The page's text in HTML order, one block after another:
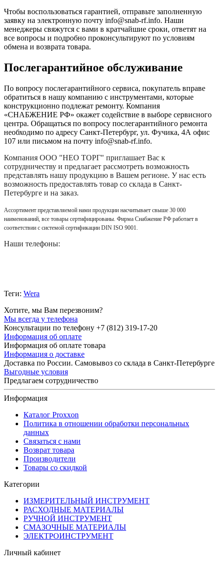
Чтобы воспользоваться гарантией, отправьте заполненную
заявку на электронную почту info@snab-rf.info. Наши
менеджеры свяжутся с вами в кратчайшие сроки, ответят на
все вопросы и подробно проконсультируют по условиям
обмена и возврата товара.
Послегарантийное обслуживание
По вопросу послегарантийного сервиса, покупатель вправе
обратиться в нашу компанию с инструментами, которые
конструкционно подлежат ремонту. Компания
«СНАБЖЕНИЕ РФ» окажет содействие в выборе сервисного
центра. Обращаться по вопросу послегарантийного ремонта
необходимо по адресу Санкт-Петербург, ул. Фучика, 4А офис
107 или письмом на почту info@snab-rf.info.
Компания ООО "НЕО ТОРГ" приглашает Вас к
сотрудничеству и предлагает рассмотреть возможность
представлять нашу продукцию в Вашем регионе. У нас есть
возможность предоставлять товар со склада в Санкт-
Петербурге и на заказ.
Ассортимент представляемой нами продукции насчитывает свыше 30 000
наименований, все товары сертифицированы. Фирма Снабжение РФ работает в
соответствии с системой сертификации DIN ISO 9001.
Наши телефоны:
Теги: Wera
Хотите, мы Вам перезвоним?
Мы всегда у телефона
Консультации по телефону +7 (812) 319-17-20
Информация об оплате
Информация об оплате товара
Информация о доставке
Доставка по России. Самовывоз со склада в Санкт-Петербурге
Выгодные условия
Предлагаем сотрудничество
Информация
Каталог Proxxon
Политика в отношении обработки персональных
данных
Связаться с нами
Возврат товара
Производители
Товары со скидкой
Категории
ИЗМЕРИТЕЛЬНЫЙ ИНСТРУМЕНТ
РАСХОДНЫЕ МАТЕРИАЛЫ
РУЧНОЙ ИНСТРУМЕНТ
СМАЗОЧНЫЕ МАТЕРИАЛЫ
ЭЛЕКТРОИНСТРУМЕНТ
Личный кабинет